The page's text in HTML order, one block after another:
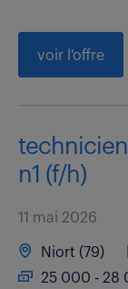
voir l'offre
n1 (f/h)
11 mai 2026
Niort (79)
25 000 - 28